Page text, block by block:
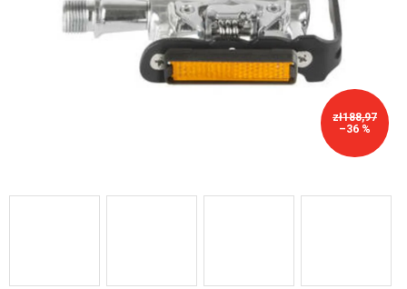
zł188,97
–36 %